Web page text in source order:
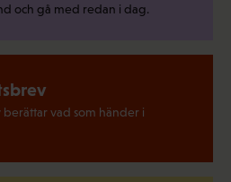
och gå med redan i dag.
vad som händer i